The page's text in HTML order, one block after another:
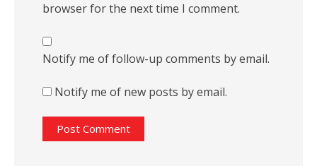
browser for the next time I comment.
Notify me of follow-up comments by email.
Notify me of new posts by email.